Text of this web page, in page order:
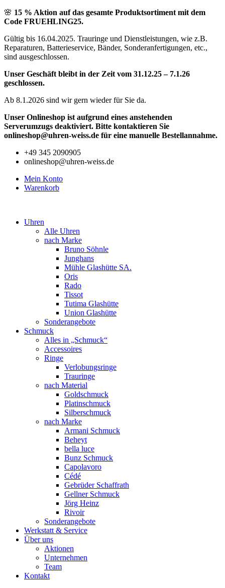
Zum
Inhalt
🌸 15 % Aktion auf das gesamte Produktsortiment mit dem
Code FRUEHLING25.
Gültig bis 16.04.2025. Trauringe und Dienstleistungen, wie z.B.
Reparaturen, Batterieservice, Bänder, Sonderanfertigungen, etc.,
sind ausgeschlossen.
Unser Geschäft bleibt in der Zeit vom 31.12.25 – 7.1.26
geschlossen.
Ab 8.1.2026 sind wir gern wieder für Sie da.
Unser Onlineshop ist aufgrund eines anstehenden
Serverumzugs deaktiviert. Bitte kontaktieren Sie
onlineshop@uhren-weiss.de für eine manuelle Bestellannahme.
+49 345 2090905
onlineshop@uhren-weiss.de
Mein Konto
Warenkorb
Uhren
Alle Uhren
nach Marke
Bruno Söhnle
Junghans
Mühle Glashütte SA.
Oris
Rado
Tissot
Tutima Glashütte
Union Glashütte
Sonderangebote
Schmuck
Alles in „Schmuck“
Accessoires
Ringe
Verlobungsringe
Trauringe
nach Material
Goldschmuck
Platinschmuck
Silberschmuck
nach Marke
Armani Schmuck
Beheyt
bella luce
Bunz Schmuck
Capolavoro
Cédé
Gebrüder Schaffrath
Gellner Schmuck
Jörg Heinz
Rivoir
Sonderangebote
Werkstatt & Service
Über uns
Aktionen
Unternehmen
Team
Kontakt